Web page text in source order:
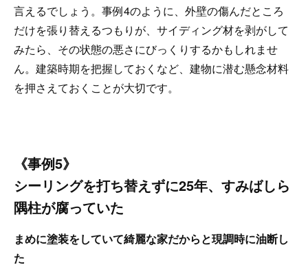
言えるでしょう。事例4のように、外壁の傷んだところ
だけを張り替えるつもりが、サイディング材を剥がして
みたら、その状態の悪さにびっくりするかもしれませ
ん。建築時期を把握しておくなど、建物に潜む懸念材料
を押さえておくことが大切です。
《事例5》
シーリングを打ち替えずに25年、すみばしら
隅柱が腐っていた
まめに塗装をしていて綺麗な家だからと現調時に油断し
た